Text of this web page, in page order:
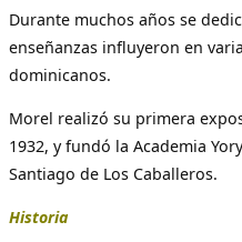
Durante muchos años se
enseñanzas influyeron en
dominicanos.
Morel realizó su primera
1932, y fundó la Academia
Santiago de Los Caballeros.
Historia